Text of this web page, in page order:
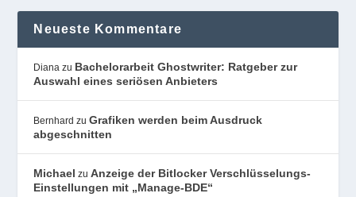
Neueste Kommentare
Diana zu Bachelorarbeit Ghostwriter: Ratgeber zur
Auswahl eines seriösen Anbieters
Bernhard zuGrafiken werden beim Ausdruck
abgeschnitten
Michael zuAnzeige der Bitlocker Verschlüsselungs-
Einstellungen mit „Manage-BDE“